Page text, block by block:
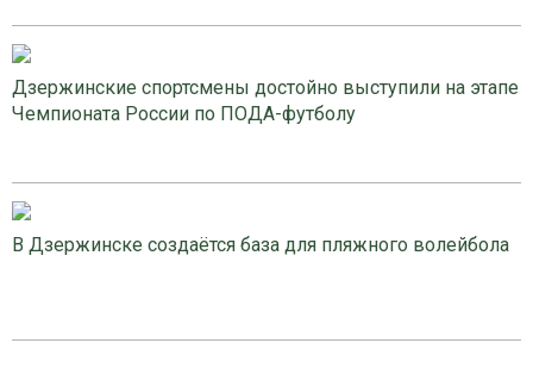
Дзержинские спортсмены достойно выступили на этапе
Чемпионата России по ПОДА-футболу
В Дзержинске создаётся база для пляжного волейбола